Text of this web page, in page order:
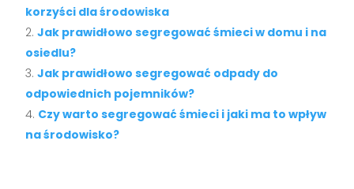
korzyści dla środowiska
Jak prawidłowo segregować śmieci w domu i na
osiedlu?
Jak prawidłowo segregować odpady do
odpowiednich pojemników?
Czy warto segregować śmieci i jaki ma to wpływ
na środowisko?